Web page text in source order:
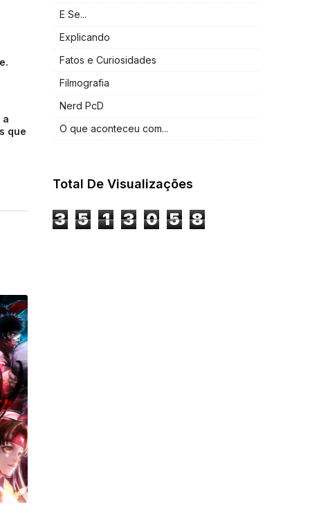
a
que
E Se...
Explicando
Fatos e Curiosidades
Filmografia
Nerd PcD
O que aconteceu com...
Total De Visualizações
3 5 1 3 0 5 8